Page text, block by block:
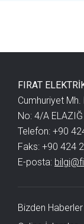
FIRAT
Cumhuriyet Mh.
No: 4/A ELAZIĞ
Telefon: +90
Faks: +90 424
E-posta:
Bizden Haberler